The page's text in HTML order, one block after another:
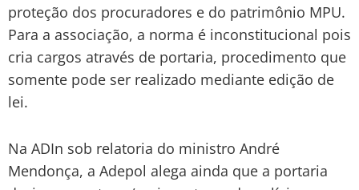
proteção dos procuradores e do patrimônio MPU.
Para a associação, a norma é inconstitucional pois
cria cargos através de portaria, procedimento que
somente pode ser realizado mediante edição de
lei.
Na ADIn sob relatoria do ministro André
Mendonça, a Adepol alega ainda que a portaria